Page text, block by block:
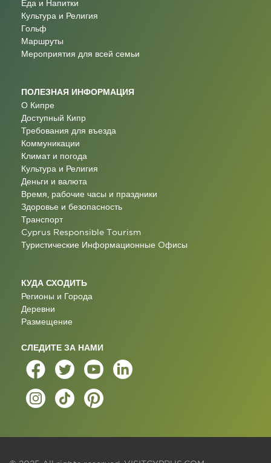
Еда и Напитки
Культура и Религия
Гольф
Маршруты
Мероприятия для всей семьи
ПОЛЕЗНАЯ ИНФОРМАЦИЯ
О Кипре
Доступный Кипр
Требования для въезда
Коммуникации
Климат и погода
Культура и Религия
Деньги и валюта
Время, рабочие часы и праздники
Здоровье и безопасность
Транспорт
Cyprus Responsible Tourism
Туристические Информационные Oфисы
КУДА СХОДИТЬ
Регионы и Города
Деревни
Размещение
СЛЕДИТЕ ЗА НАМИ